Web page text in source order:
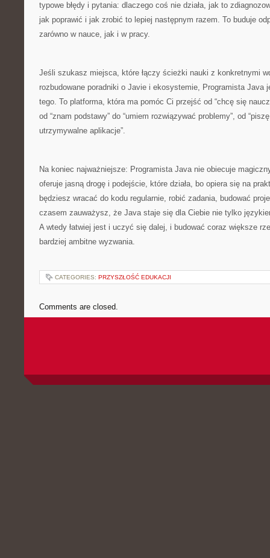
typowe błędy i pytania: dlaczego coś nie działa, jak to
jak poprawić i jak zrobić to lepiej następnym razem. To buduje
zarówno w nauce, jak i w pracy.
Jeśli szukasz miejsca, które łączy ścieżki nauki z konkretnymi
rozbudowane poradniki o Javie i ekosystemie, Programista Java
tego. To platforma, która ma pomóc Ci przejść od “chcę się
od “znam podstawy” do “umiem rozwiązywać problemy”, od
utrzymywalne aplikacje”.
Na koniec najważniejsze: Programista Java nie obiecuje
oferuje jasną drogę i podejście, które działa, bo opiera się na
będziesz wracać do kodu regularnie, robić zadania, budować
czasem zauważysz, że Java staje się dla Ciebie nie tylko
A wtedy łatwiej jest i uczyć się dalej, i budować coraz większe
bardziej ambitne wyzwania.
CATEGORIES: PRZYSZŁOŚĆ EDUKACJI
Comments are closed.